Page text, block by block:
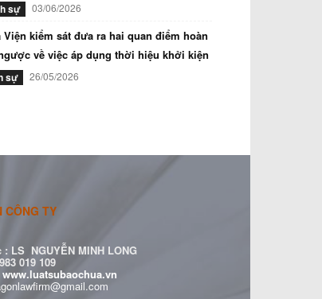
sự 03/06/2026
Viện kiểm sát đưa ra hai quan điểm hoàn
về việc áp dụng thời hiệu khởi kiện
sự 26/05/2026
CÔNG TY
: LS NGUYỄN MINH LONG
019 109
www.luatsubaochua.vn